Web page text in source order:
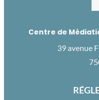
Centre de
39 avenue